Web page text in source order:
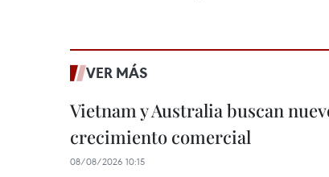
VER MÁS
Vietnam y Australia buscan
crecimiento comercial
08/08/2026 10:15